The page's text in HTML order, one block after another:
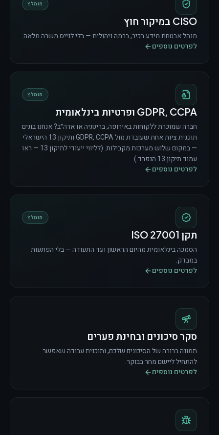
מומלץ
CISO במיקור חוץ
מנהל אבטחת מידע בכיר, ברמה ניהולית — בלי לגייס משרה מלאה.
לפרטים נוספים
מומלץ
GDPR, CCPA ופרטיות בינלאומית
חברה שמוכרת ללקוחות באירופה, בריטניה או ארה״ב? אנחנו בונים
תוכנית ציות אחת שעובדת מול GDPR, CCPA ותיקון 13 הישראלי
— במקום שלוש מערכות מקבילות. (לליווי ייעודי לתיקון 13 — ראו
עמוד תיקון 13 הנפרד.)
לפרטים נוספים
מומלץ
תקן ISO 27001
הסמכה בינלאומית מהיום הראשון ועד התעודה — בלי הפתעות
במבדק.
לפרטים נוספים
סקר סיכונים ובחינת פערים
תמונה ברורה של הסיכונים שלכם, ותוכנית עבודה שאפשר
להתחיל ליישם מחר בבוקר.
לפרטים נוספים